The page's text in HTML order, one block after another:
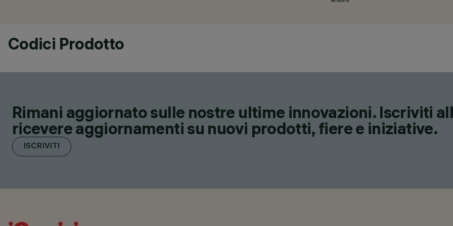
WIRING
Codici Prodotto
Rimani aggiornato sulle nostre ultime innovazioni. Iscriviti
ricevere aggiornamenti su nuovi prodotti, fiere e iniziative.
ISCRIVITI